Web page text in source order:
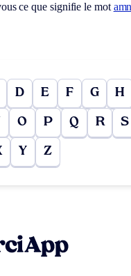
ce que signifie le mot
D E F G H
O P Q R S
Y Z